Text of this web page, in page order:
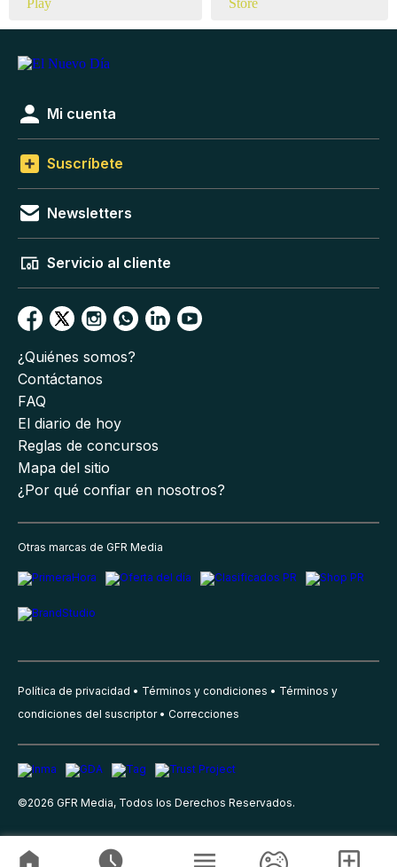
Mi cuenta
Suscríbete
Newsletters
Servicio al cliente
¿Quiénes somos?
Contáctanos
FAQ
El diario de hoy
Reglas de concursos
Mapa del sitio
¿Por qué confiar en nosotros?
Otras marcas de GFR Media
Política de privacidad Términos y condiciones
Términos y
condiciones del suscriptor
Correcciones
©2026 GFR Media, Todos los Derechos Reservados.